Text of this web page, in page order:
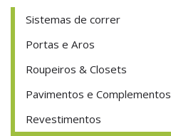
Sistemas de correr
Portas e Aros
Roupeiros & Closets
Pavimentos e Complementos
Revestimentos